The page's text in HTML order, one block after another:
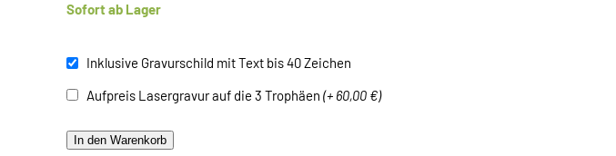
Sofort ab Lager
Inklusive Gravurschild mit Text bis 40 Zeichen
Aufpreis Lasergravur auf die 3 Trophäen (+ 60,00 €)
In den Warenkorb